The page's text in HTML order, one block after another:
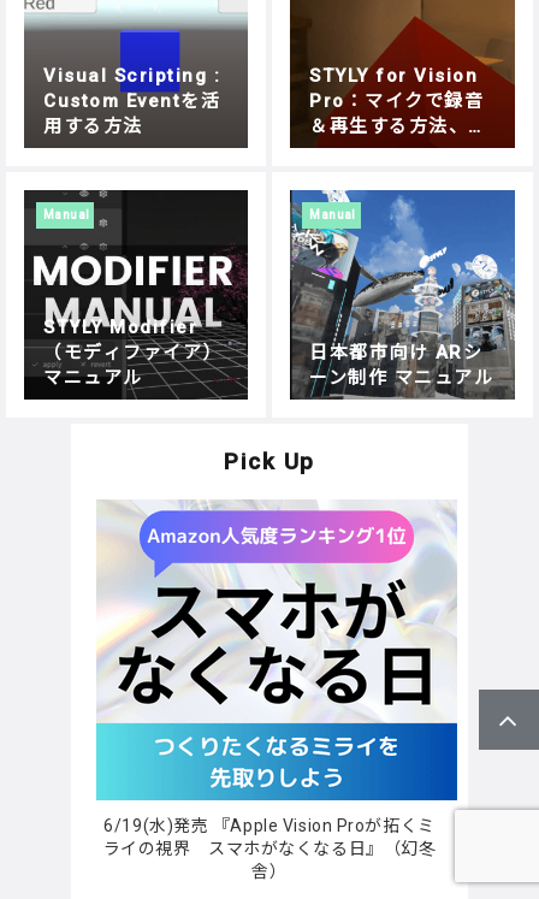
Visual Scripting :
Custom Eventを活
用する方法
STYLY for Vision
Pro：マイクで録音
＆再生する方法、Un
ity Visual Scriptin
Manual
STYLY Modifier
（モディファイア）
マニュアル
Manual
日本都市向け ARシ
ーン制作 マニュアル
Pick Up
6/19(水)発売 『Apple Vision Proが拓くミ
ライの視界 スマホがなくなる日』（幻冬
舎）